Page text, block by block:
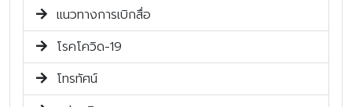
แนวทางการเบิกสื่อ
โรคโควิด-19
โทรทัศน์